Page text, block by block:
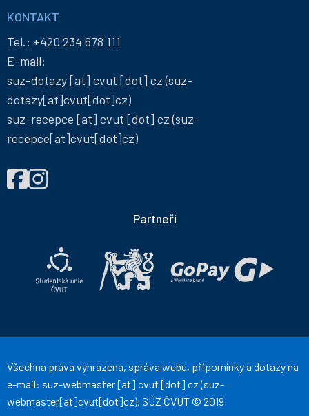
KONTAKT
Tel.: +420 234 678 111
E-mail:
suz-dotazy[at] cvut [dot] cz(suz-
dotazy[at]cvut[dot]cz)
suz-recepce [at] cvut [dot] cz(suz-
recepce[at]cvut[dot]cz)
NAJDETE
NÁS
Správa
Facebooku
Správa
Instagramu
Partneři
Všechna práva vyhrazena, správa webu, připomínky a dotazy na
e-mail: suz-webmaster[at] cvut [dot] cz(suz-
webmaster[at]cvut[dot]cz), SÚZ ČVUT © 2019